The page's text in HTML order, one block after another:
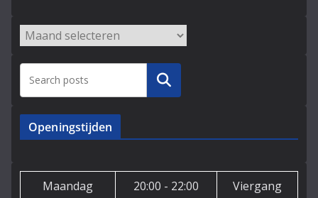
Archieven
Zoeken
Openingstijden
Maandag 20:00 - 22:00
Viergang